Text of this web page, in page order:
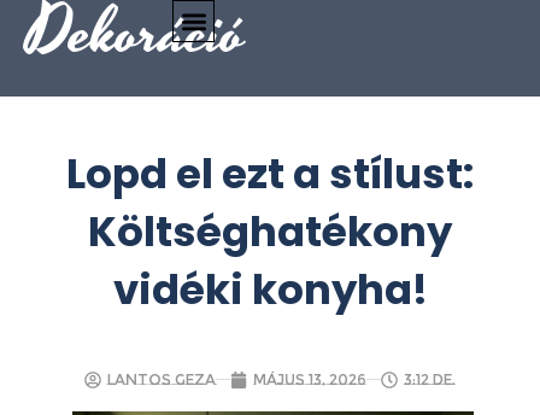
Dekoráció
Lopd el ezt a stílust:
Költséghatékony
vidéki konyha!
Lantos Geza május 13, 2026 3:12 de.